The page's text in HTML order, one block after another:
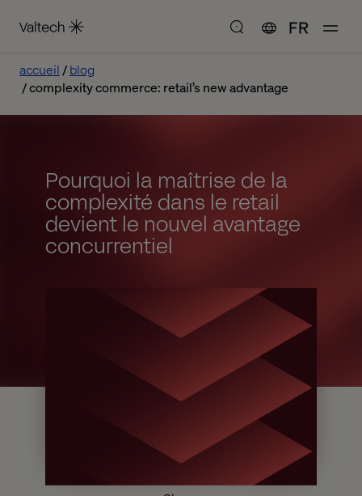
FR
accueil
blog
complexity commerce: retail’s new advantage
Pourquoi la maîtrise de la
complexité dans le retail
devient le nouvel avantage
concurrentiel